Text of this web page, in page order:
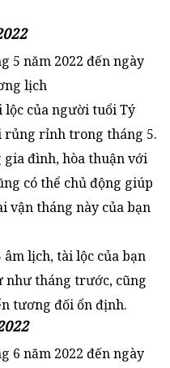
5 năm 2022 đến ngày
lịch
của người tuổi Tý
rủng rỉnh trong tháng 5.
đình, hòa thuận với
có thể chủ động giúp
vận tháng này của bạn
lịch, tài lộc của bạn
như tháng trước, cũng
tương đối ổn định.
6 năm 2022 đến ngày